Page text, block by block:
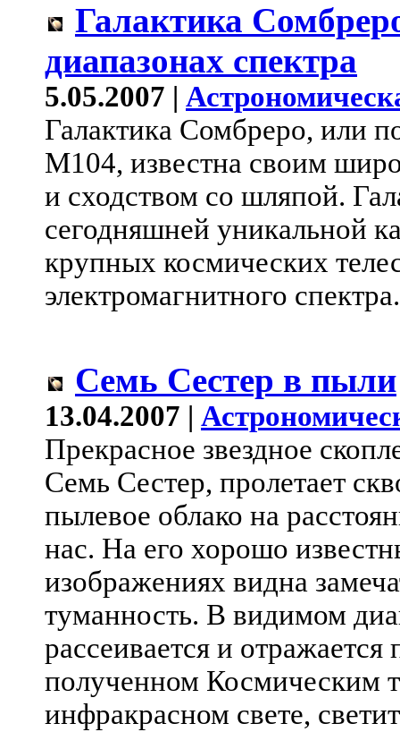
Галактика
диапазонах спектра
5.05.2007 |
Галактика Сомбреро, или
M104, известна своим
и сходством со шляпой.
сегодняшней уникальной
крупных космических
электромагнитного спектра.
Семь Сестер в пыли
13.04.2007 |
Прекрасное звездное
Семь Сестер, пролетает
пылевое облако на
нас. На его хорошо
изображениях видна
туманность. В видимом
рассеивается и
полученном Космическим
инфракрасном свете,